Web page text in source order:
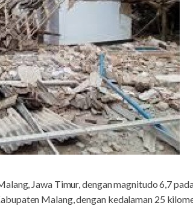
Jawa Timur, dengan magnitudo 6,7
Malang, dengan kedalaman 25